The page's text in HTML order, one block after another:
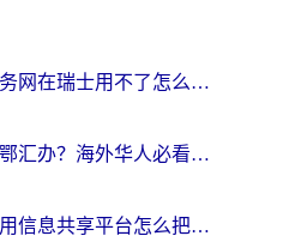
人民法院诉讼服务网在瑞士用不了怎么办？海外华人必备的回国加速指南
老挝怎么打不开鄂汇办？海外华人必看的回国加速全攻略（附欧洲杯小说流畅技巧）
在泰国用全国信用信息共享平台怎么把定位修改到中国国内？海外党解决国内服务访问难题的实用指南